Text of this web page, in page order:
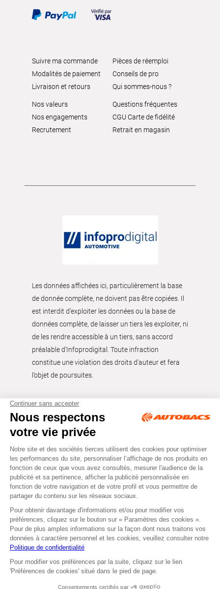
Suivre ma commande
Modalités de paiement
Livraison et retours
Pièces de réemploi
Conseils de pro
Qui sommes-nous ?
Nos valeurs
Nos engagements
Recrutement
Questions fréquentes
CGU Carte de fidélité
Retrait en magasin
Les données affichées ici, particulièrement la base
de donnée complète, ne doivent pas être copiées. Il
est interdit d’exploiter les données ou la base de
données complète, de laisser un tiers les exploiter, ni
de les rendre accessible à un tiers, sans accord
préalable d'Infoprodigital. Toute infraction
constitue une violation des droits d’auteur et fera
l’objet de poursuites.
Tous droits réservés © Autobacs
Mentions légales RGPD
Cookies CGV
Facebook Instagram